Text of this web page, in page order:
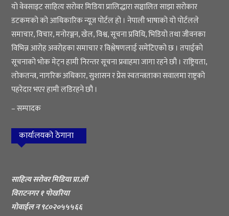
यो वेवसाइट साहित्य सरोवर मिडिया प्रालिद्धारा सञ्चालित साझा सरोकार
डटकमको को आधिकारिक न्यूज पोर्टल हो । नेपाली भाषाको यो पोर्टलले
समाचार, विचार, मनोरञ्जन, खेल, विश्व, सूचना प्रविधि, भिडियो तथा जीवनका
विभिन्न आरोह अवरोहका समाचार र विश्लेषणलाई समेटिएको छ । तपाईको
सूचनाको भोक मेट्न हामी निरन्तर सूचना प्रवाहमा जागा रहने छौ । राष्ट्रियता,
लोकतन्त्र, नागरिक अधिकार, सुशासन र प्रेस स्वतन्त्रताका सवालमा राष्ट्रको
पहरेदार भएर हामी लडिरहने छौ ।
– सम्पादक
कार्यालयको ठेगाना
साहित्य सरोवर मिडिया प्रा.ली
विराटनगर १ पोखरिया
मोवाईल न ९८०२०५५५६६